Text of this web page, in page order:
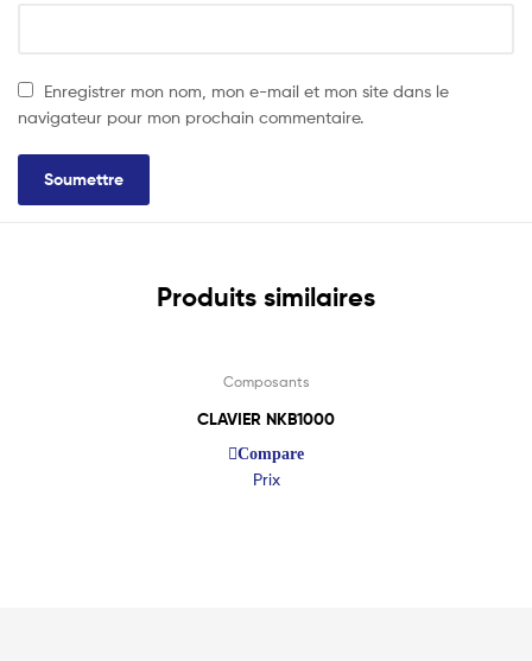
Enregistrer mon nom, mon e-mail et mon site dans le
navigateur pour mon prochain commentaire.
Produits similaires
Composants
CLAVIER NKB1000
Compare
Prix